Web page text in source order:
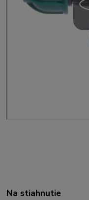
Na stiahnutie